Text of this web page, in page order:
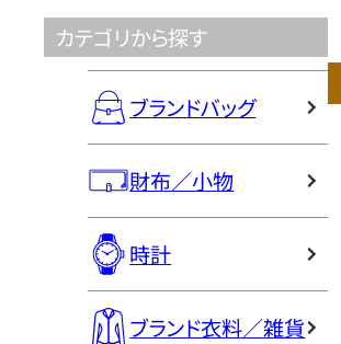
カテゴリから探す
ブランドバッグ
財布／小物
時計
ブランド衣料／雑貨